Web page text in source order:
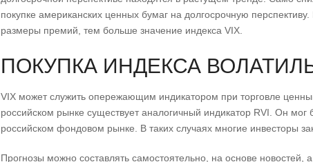
покупке американских ценных бумаг на долгосрочную
размеры премий, тем больше значение индекса VIX.
ПОКУПКА ИНДЕКСА
VIX может служить опережающим индикатором при торговле
российском рынке существует аналогичный индикатор RVI. Он
российском фондовом рынке. В таких случаях многие инвесторы
Прогнозы можно составлять самостоятельно, на основе